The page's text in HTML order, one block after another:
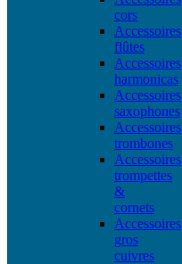
cors
Accessoires
flûtes
Accessoires
harmonicas
Accessoires
saxophones
Accessoires
trombones
Accessoires
trompettes
&
cornets
Accessoires
gros
cuivres